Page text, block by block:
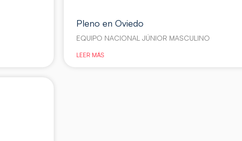
Pleno en Oviedo
EQUIPO NACIONAL JÚNIOR MASCULINO
LEER MÁS